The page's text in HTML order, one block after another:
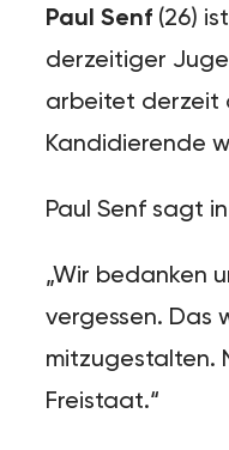
Paul Senf (26)
derzeitiger
arbeitet derzeit
Kandidierende
Paul Senf sagt
„Wir bedanken
vergessen. Das
mitzugestalten.
Freistaat.“